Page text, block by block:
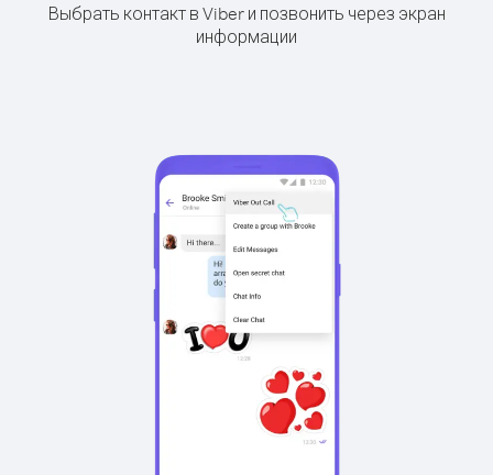
Выбрать контакт в Viber и позвонить через экран
информации